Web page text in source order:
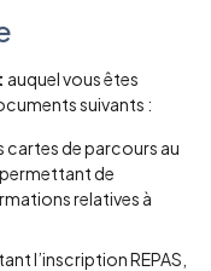
auquel vous êtes
suivants :
cartes de parcours au
permettant de
relatives à
l’inscription REPAS,